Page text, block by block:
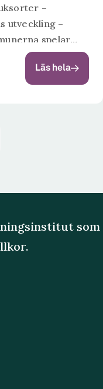
–
utveckling –
spelar
och
väldigt aktiva i
Läs hela
som